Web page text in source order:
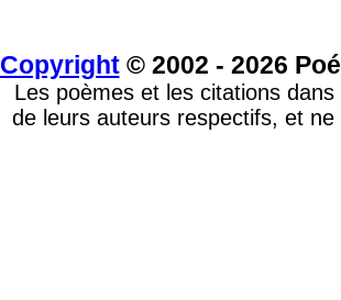
Copyright© 2002 - 2026
Les poèmes et les citations
de leurs auteurs respectifs, et